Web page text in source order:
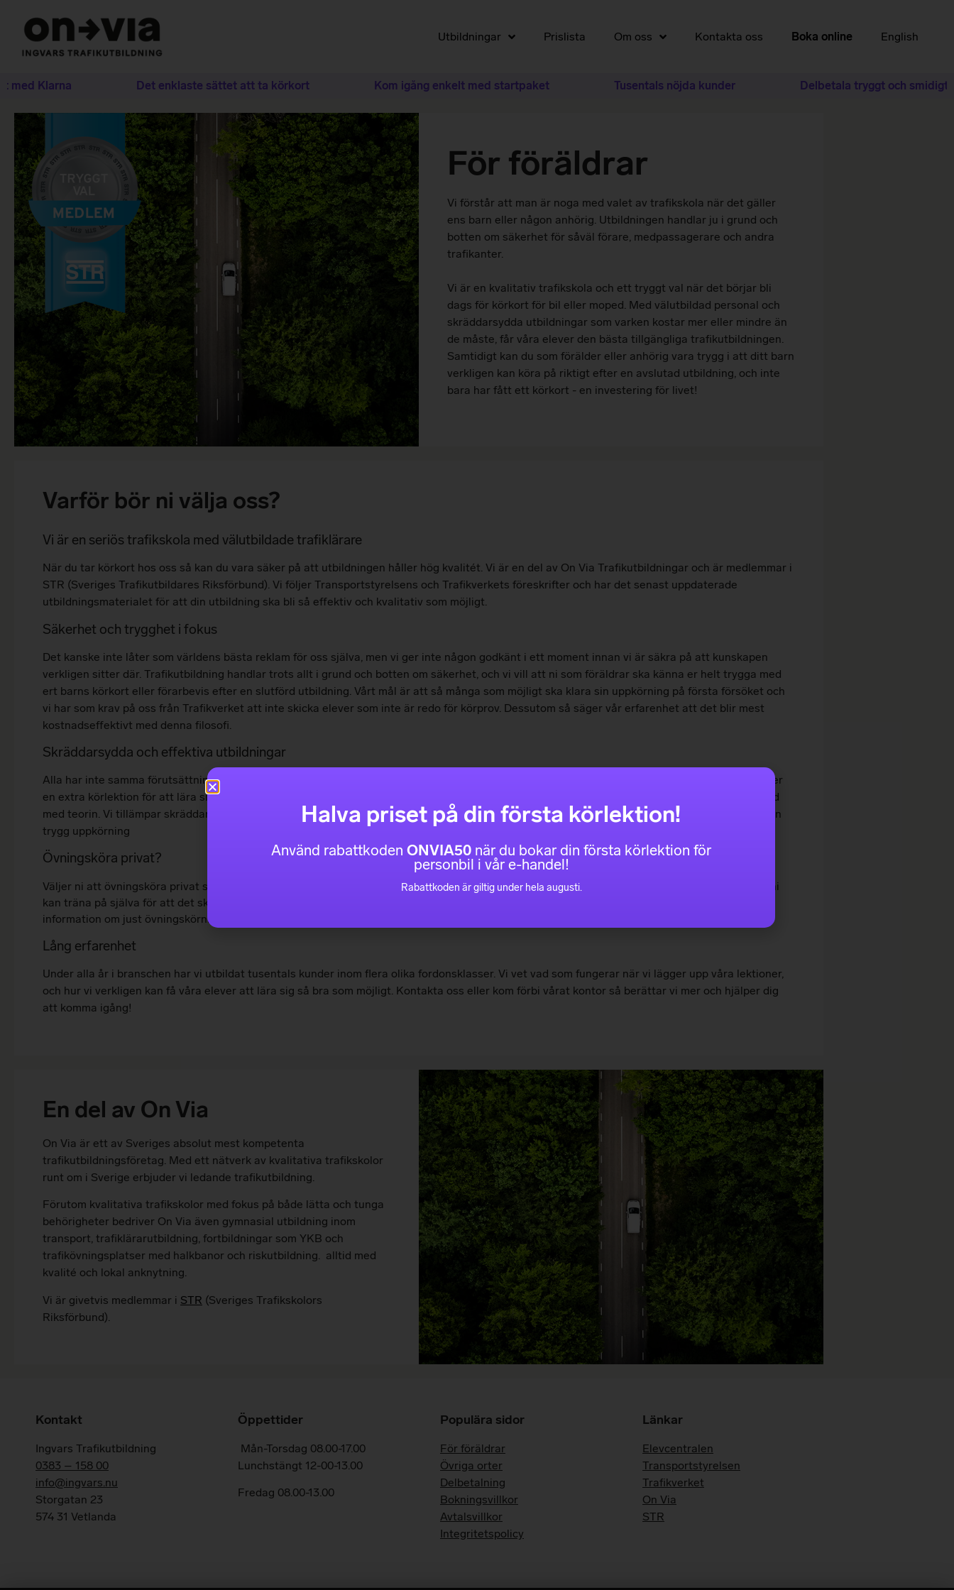
Utbildningar Prislista Om oss Kontakta oss Boka online English
Klarna Det enklaste sättet att ta körkort Kom igång enkelt med startpaket Tusentals nöjda kunder Delbetala tryggt och smidigt med
För föräldrar
Vi förstår att man är noga med valet av trafikskola när det gäller
ens barn eller någon anhörig. Utbildningen handlar ju i grund och
botten om säkerhet för såväl förare, medpassagerare och andra
trafikanter.
Vi är en kvalitativ trafikskola och ett tryggt val när det börjar bli
dags för körkort för bil eller moped. Med välutbildad personal och
skräddarsydda utbildningar som varken kostar mer eller mindre än
de måste, får våra elever den bästa tillgängliga trafikutbildningen.
Samtidigt kan du som förälder eller anhörig vara trygg i att ditt barn
verkligen kan köra på riktigt efter en avslutad utbildning, och inte
bara har fått ett körkort - en investering för livet!
Varför bör ni välja oss?
Vi är en seriös trafikskola med välutbildade trafiklärare
När du tar körkort hos oss så kan du vara säker på att utbildningen håller hög kvalitét. Vi är en del av On Via Trafikutbildningar och är medlemmar i
STR (Sveriges Trafikutbildares Riksförbund). Vi följer Transportstyrelsens och Trafikverkets föreskrifter och har det senast uppdaterade
utbildningsmaterialet för att din utbildning ska bli så effektiv och kvalitativ som möjligt.
Säkerhet och trygghet i fokus
Det kanske inte låter som världens bästa reklam för oss själva, men vi ger inte någon godkänt i ett moment innan vi är säkra på att kunskapen
verkligen sitter där. Trafikutbildning handlar trots allt i grund och botten om säkerhet, och vi vill att ni som föräldrar ska känna er helt trygga med
ert barns körkort eller förarbevis efter en slutförd utbildning. Vårt mål är att så många som möjligt ska klara sin uppkörning på första försöket och
vi har som krav på oss från Trafikverket att inte skicka elever som inte är redo för körprov. Dessutom så säger vår erfarenhet att det blir mest
kostnadseffektivt med denna filosofi.
Skräddarsydda och effektiva utbildningar
Alla har inte samma förutsättningar när de börjar en utbildning hos oss, det är vi vana vid. Någon kanske är väldigt duktig på teorin, men behöver
en extra körlektion för att lära sig starta i backe. Någon kanske är redo att ge sig ut i högtrafikerade områden direkt men behöver lite extra stöd
med teorin. Vi tillämpar skräddarsydda utbildningar efter varje elev som får träna på det som behövs och tills vi är säkra på att det är dags för en
trygg uppkörning
Övningsköra privat?
Väljer ni att övningsköra privat så får handledaren självklart följa med på någon körlektion för att se hur vi jobbar. Vi kan då också ge tips i vad ni
kan träna på själva för att det ska bli en så bra och effektiv utbildning som möjligt. Vi håller regelbundet handledarkurser där du kan få mer
information om just övningskörning privat och vad ni bör tänka på.
Lång erfarenhet
Under alla år i branschen har vi utbildat tusentals kunder inom flera olika fordonsklasser. Vi vet vad som fungerar när vi lägger upp våra lektioner,
och hur vi verkligen kan få våra elever att lära sig så bra som möjligt. Kontakta oss eller kom förbi vårat kontor så berättar vi mer och hjälper dig
att komma igång!
En del av On Via
On Via är ett av Sveriges absolut mest kompetenta
trafikutbildningsföretag. Med ett nätverk av kvalitativa trafikskolor
runt om i Sverige erbjuder vi ledande trafikutbildning.
Förutom kvalitativa trafikskolor med fokus på både lätta och tunga
behörigheter bedriver On Via även gymnasial utbildning inom
transport, trafiklärarutbildning, fortbildningar som YKB och
trafikövningsplatser med halkbanor och riskutbildning. alltid med
kvalité och lokal anknytning.
Vi är givetvis medlemmar i STR (Sveriges Trafikskolors
Riksförbund).
Kontakt
Ingvars Trafikutbildning
0383 – 158 00
info@ingvars.nu
Storgatan 23
574 31 Vetlanda
Öppettider
Mån-Torsdag 08.00-17.00
Lunchstängt 12-00-13.00
Fredag 08.00-13.00
Populära sidor
För föräldrar
Övriga orter
Delbetalning
Bokningsvillkor
Avtalsvillkor
Integritetspolicy
Länkar
Elevcentralen
Transportstyrelsen
Trafikverket
On Via
STR
Halva priset på din första körlektion!
Använd rabattkoden ONVIA50 när du bokar din första körlektion för
personbil i vår e-handel!
Rabattkoden är giltig under hela augusti.